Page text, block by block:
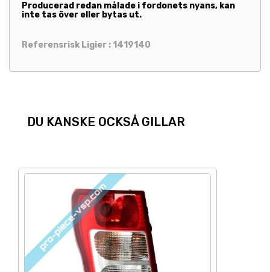
Producerad redan målade i fordonets nyans, kan
inte tas över eller bytas ut.
Referensrisk Ligier : 1419140
DU KANSKE OCKSÅ GILLAR